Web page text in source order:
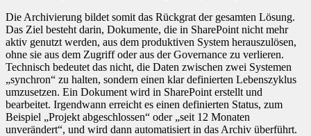
Die Archivierung bildet somit das Rückgrat der gesamten Lösung.
Das Ziel besteht darin, Dokumente, die in SharePoint nicht mehr
aktiv genutzt werden, aus dem produktiven System herauszulösen,
ohne sie aus dem Zugriff oder aus der Governance zu verlieren.
Technisch bedeutet das nicht, die Daten zwischen zwei Systemen
„synchron“ zu halten, sondern einen klar definierten Lebenszyklus
umzusetzen. Ein Dokument wird in SharePoint erstellt und
bearbeitet. Irgendwann erreicht es einen definierten Status, zum
Beispiel „Projekt abgeschlossen“ oder „seit 12 Monaten
unverändert“, und wird dann automatisiert in das Archiv überführt.